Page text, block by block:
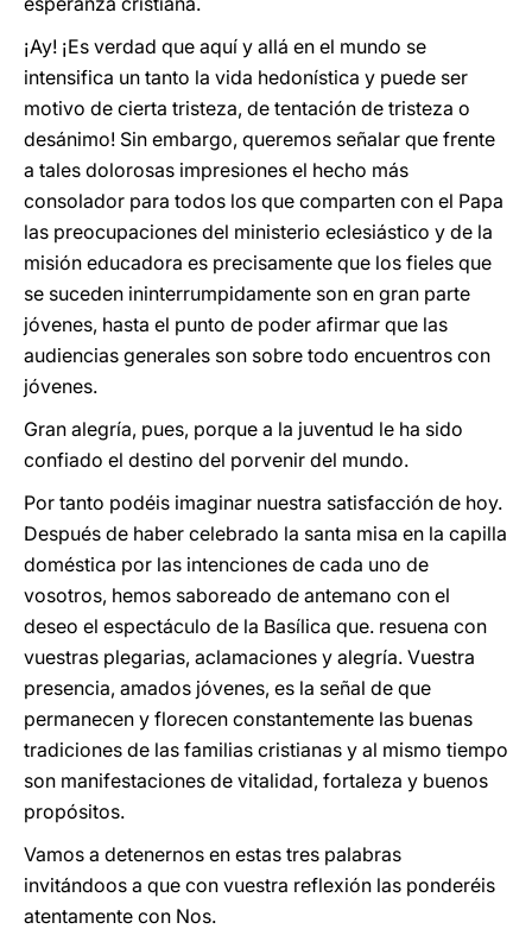
¡Ay! ¡Es verdad que aquí y allá en el mundo se
intensifica un tanto la vida hedonística y puede ser
motivo de cierta tristeza, de tentación de tristeza o
desánimo! Sin embargo, queremos señalar que frente
a tales dolorosas impresiones el hecho más
consolador para todos los que comparten con el Papa
las preocupaciones del ministerio eclesiástico y de la
misión educadora es precisamente que los fieles que
se suceden ininterrumpidamente son en gran parte
jóvenes, hasta el punto de poder afirmar que las
audiencias generales son sobre todo encuentros con
jóvenes.
Gran alegría, pues, porque a la juventud le ha sido
confiado el destino del porvenir del mundo.
Por tanto podéis imaginar nuestra satisfacción de hoy.
Después de haber celebrado la santa misa en la capilla
doméstica por las intenciones de cada uno de
vosotros, hemos saboreado de antemano con el
deseo el espectáculo de la Basílica que. resuena con
vuestras plegarias, aclamaciones y alegría. Vuestra
presencia, amados jóvenes, es la señal de que
permanecen y florecen constantemente las buenas
tradiciones de las familias cristianas y al mismo tiempo
son manifestaciones de vitalidad, fortaleza y buenos
propósitos.
Vamos a detenernos en estas tres palabras
invitándoos a que con vuestra reflexión las ponderéis
atentamente con Nos.